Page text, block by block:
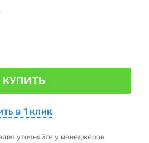
КУПИТЬ
в 1 клик
уточняйте у менеджеров